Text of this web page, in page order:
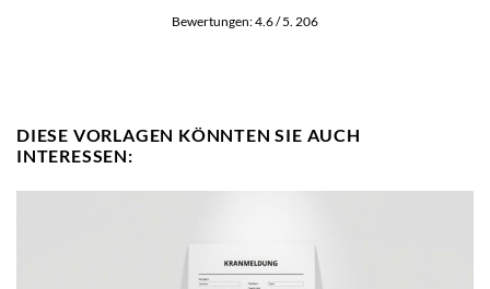
Bewertungen:4.6/ 5. 206
DIESE VORLAGEN KÖNNTEN SIE AUCH
INTERESSEN: